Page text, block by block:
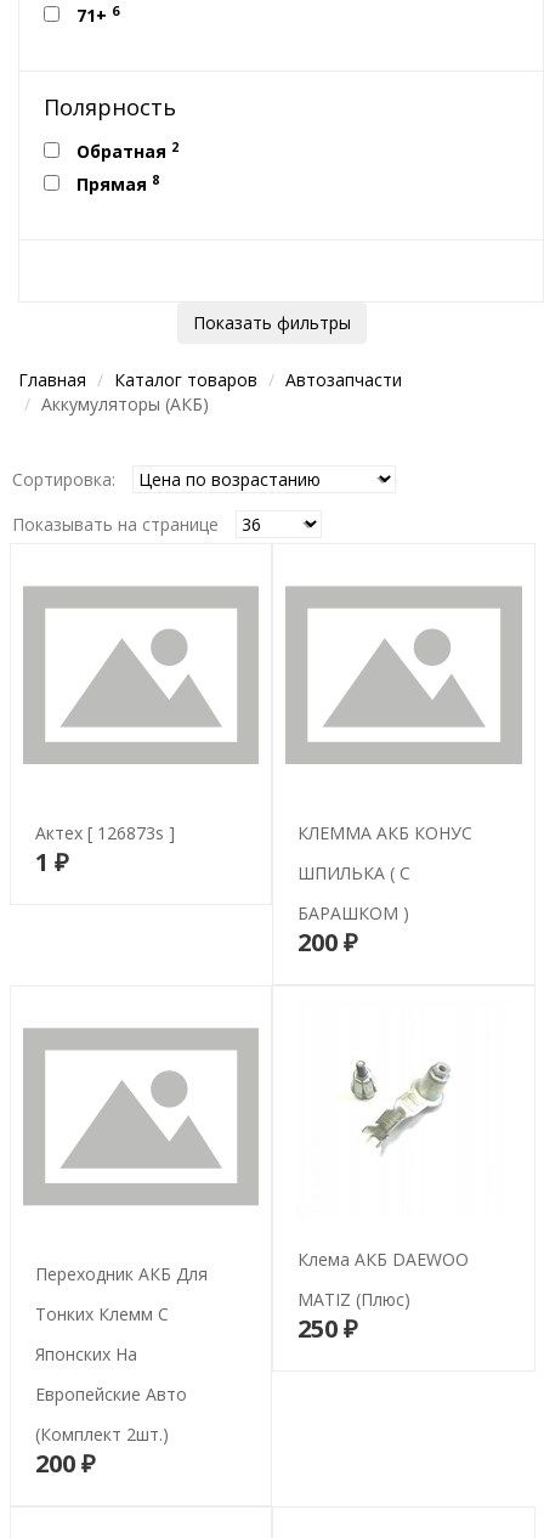
71+ 6
Полярность
Обратная 2
Прямая 8
Показать фильтры
Главная Каталог товаров
Автозапчасти
Аккумуляторы (АКБ)
Сортировка:
Показывать на странице
Актех [ 126873s ]
1 ₽
КЛЕММА АКБ КОНУС
ШПИЛЬКА ( С
БАРАШКОМ )
200 ₽В корзину
Переходник АКБ Для
Тонких Клемм С
Японских На
Европейские Авто
(комплект 2шт.)
200 ₽В корзину
Клема АКБ DAEWOO
MATIZ (плюс)
250 ₽В корзину